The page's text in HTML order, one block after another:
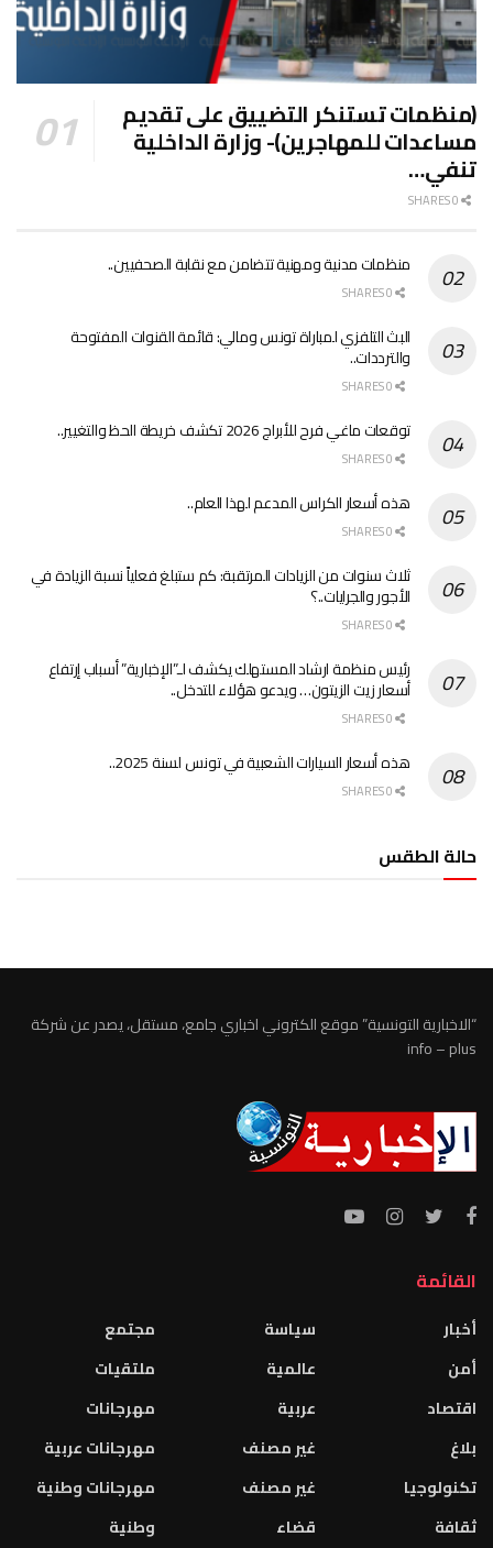
(منظمات تستنكر التضييق على تقديم
مساعدات للمهاجرين)- وزارة الداخلية
تنفي…
منظمات مدنية ومهنية تتضامن مع نقابة الصحفيين..
البث التلفزي لمباراة تونس ومالي: قائمة القنوات المفتوحة
والترددات..
توقعات ماغي فرح للأبراج 2026 تكشف خريطة الحظ والتغيير..
هذه أسعار الكراس المدعم لهذا العام..
ثلاث سنوات من الزيادات المرتقبة: كم ستبلغ فعلياً نسبة الزيادة في
الأجور والجرايات..؟
رئيس منظمة ارشاد المستهلك يكشف لـ”الإخبارية” أسباب إرتفاع
أسعار زيت الزيتون… ويدعو هؤلاء للتدخل..
هذه أسعار السيارات الشعبية في تونس لسنة 2025..
حالة الطقس
“الاخبارية التونسية” موقع الكتروني اخباري جامع، مستقل، يصدر عن شركة
info – plus
القائمة
أخبار
أمن
اقتصاد
بلاغ
تكنولوجيا
ثقافة
سياسة
عالمية
عربية
غير مصنف
غير مصنف
قضاء
مجتمع
ملتقيات
مهرجانات
مهرجانات عربية
مهرجانات وطنية
وطنية